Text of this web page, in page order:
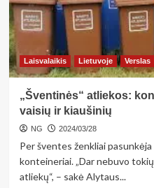
vaikai:
irzlumas,
mieguistumas,
susilpnėjęs
imunitetas</strong>
Laisvalaikis Lietuvoje Verslas
„Šventinės“ atliekos:
vaisių ir kiaušinių
NG 2024/03/28
Per šventes ženkliai
konteineriai. „Dar nebuvo
atliekų“, – sakė Alytaus...